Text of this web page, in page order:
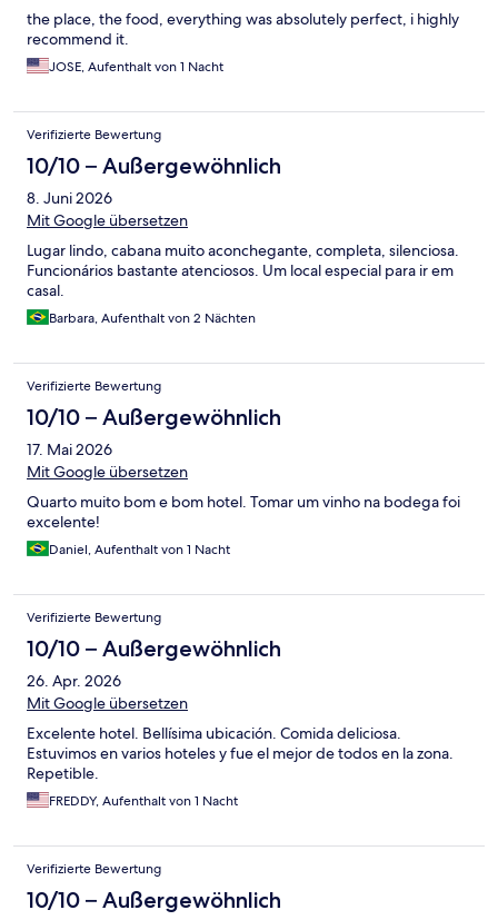
the place, the food, everything was absolutely perfect, i highly
recommend it.
JOSE, Aufenthalt von 1 Nacht
Verifizierte Bewertung
10/10 – Außergewöhnlich
8. Juni 2026
Mit Google übersetzen
Lugar lindo, cabana muito aconchegante, completa, silenciosa.
Funcionários bastante atenciosos. Um local especial para ir em
casal.
Barbara, Aufenthalt von 2 Nächten
Verifizierte Bewertung
10/10 – Außergewöhnlich
17. Mai 2026
Mit Google übersetzen
Quarto muito bom e bom hotel. Tomar um vinho na bodega foi
excelente!
Daniel, Aufenthalt von 1 Nacht
Verifizierte Bewertung
10/10 – Außergewöhnlich
26. Apr. 2026
Mit Google übersetzen
Excelente hotel. Bellísima ubicación. Comida deliciosa.
Estuvimos en varios hoteles y fue el mejor de todos en la zona.
Repetible.
FREDDY, Aufenthalt von 1 Nacht
Verifizierte Bewertung
10/10 – Außergewöhnlich